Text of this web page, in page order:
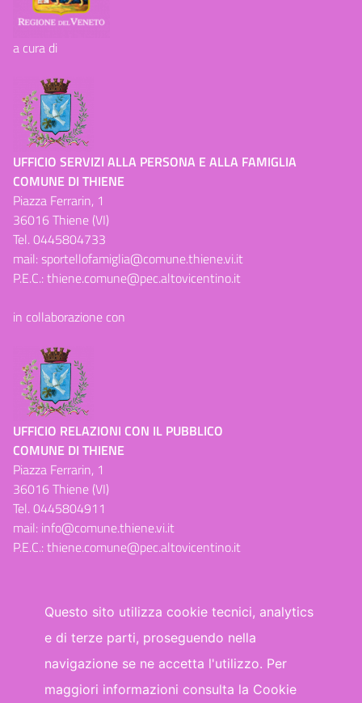
a cura di
UFFICIO SERVIZI ALLA PERSONA E ALLA FAMIGLIA
COMUNE DI THIENE
Piazza Ferrarin, 1
36016 Thiene (VI)
Tel.0445804733
mail:sportellofamiglia@comune.thiene.vi.it
P.E.C.:thiene.comune@pec.altovicentino.it
in collaborazione con
UFFICIO RELAZIONI CON IL PUBBLICO
COMUNE DI THIENE
Piazza Ferrarin, 1
36016 Thiene (VI)
Tel.0445804911
mail: info@comune.thiene.vi.it
P.E.C.:thiene.comune@pec.altovicentino.it
Dichiarazione di accessibilità
Questo sito utilizza cookie tecnici, analytics
e di terze parti, proseguendo nella
navigazione se ne accetta l'utilizzo. Per
maggiori informazioni consulta la Cookie